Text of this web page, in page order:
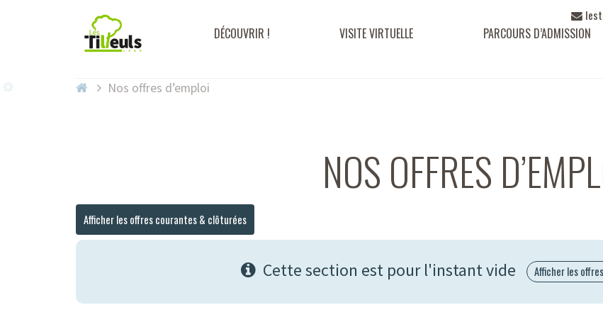
DÉCOUVRIR ! VISITE VIRTUELLE PARCOURS D’ADMISSION
Nos offres d’emploi
NOS OFFRES
Afficher les offres courantes & clôturées
Cette section est pour l'instant vide Afficher les